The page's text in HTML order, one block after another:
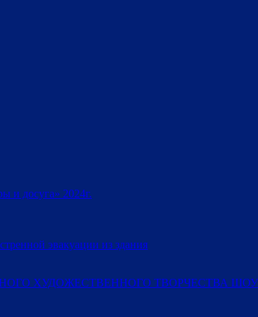
и досуга» 2024г.
эвакуации из здания
ХУДОЖЕСТВЕННОГО ТВОРЧЕСТВА